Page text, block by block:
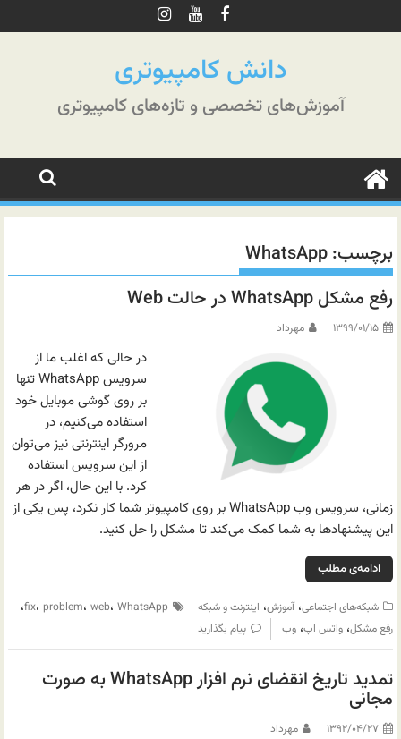
به
دانش کامپیوتری
آموزش‌های تخصصی و تازه‌های کامپیوتری
برچسب:WhatsApp
رفع مشکل WhatsApp در حالت Web
۱۳۹۹/۰۱/۱۵ مهرداد
در حالی که اغلب ما از
سرویس WhatsApp تنها
بر روی گوشی موبایل خود
استفاده می‌کنیم، در
مرورگر اینترنتی نیز می‌توان
از این سرویس استفاده
کرد. با این حال، اگر در هر
زمانی، سرویس وب WhatsApp بر روی کامپیوتر شما کار نکرد، پس یکی از
این پیشنهادها به شما کمک می‌کند تا مشکل را حل کنید.
ادامه‌ی مطلب
شبکه‌های اجتماعی،آموزش، اینترنت و شبکه fix، problem، web، WhatsApp ،
رفع مشکل،واتس اپ،وب پیام بگذارید
تمدید تاریخ انقضای نرم افزار WhatsApp به صورت
مجانی
۱۳۹۲/۰۴/۲۷ مهرداد